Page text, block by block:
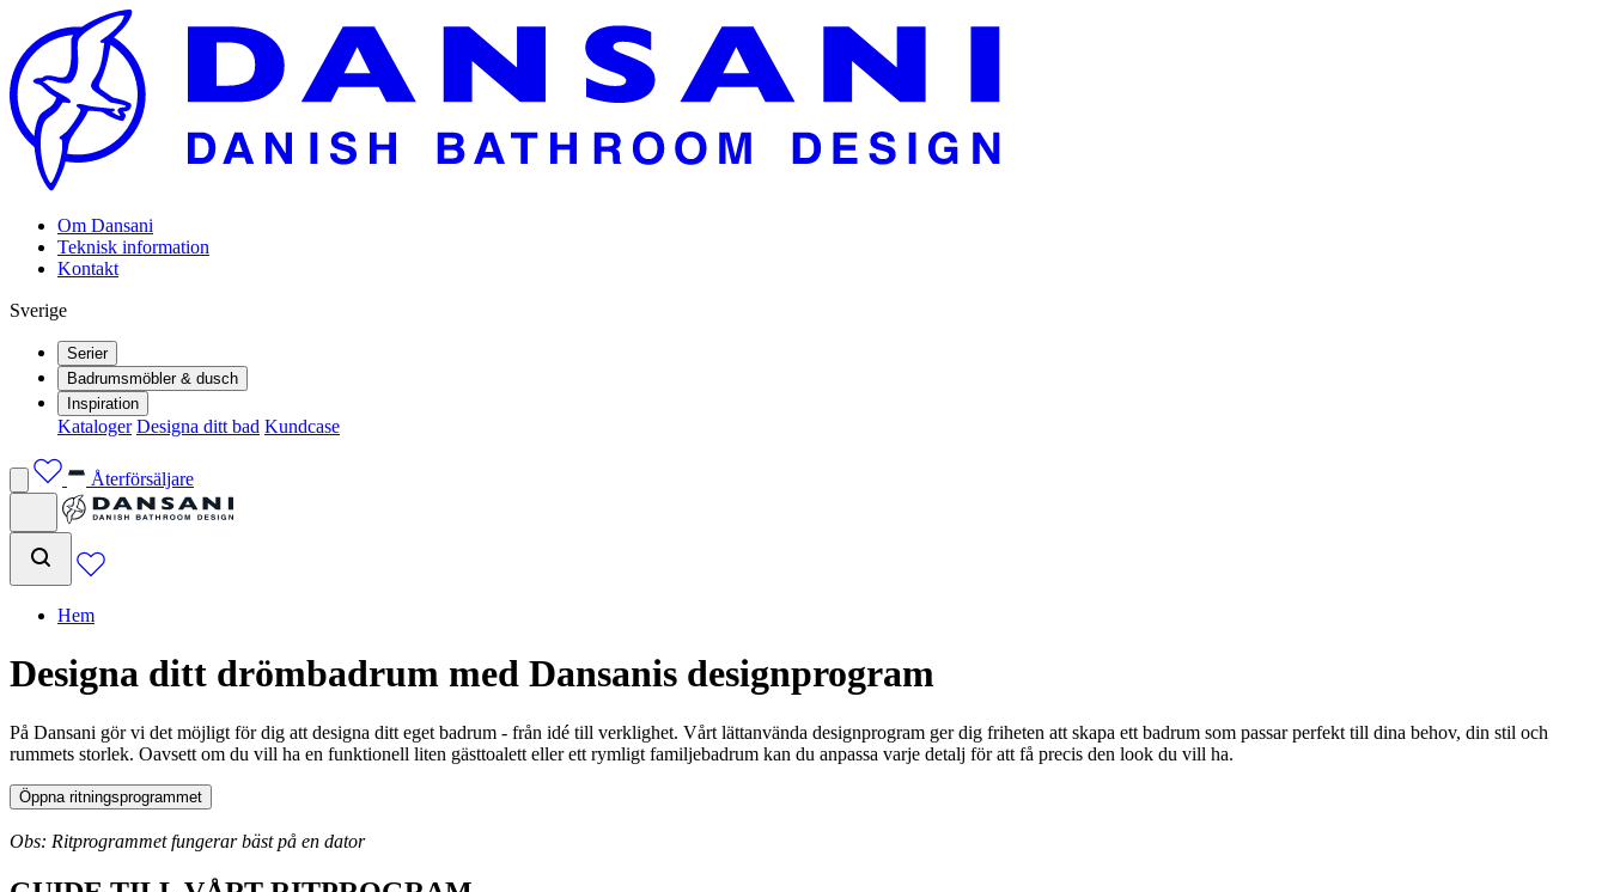
Om Dansani
Teknisk information
Kontakt
Sverige
Serier
Badrumsmöbler & dusch
Inspiration
Kataloger Designa ditt bad Kundcase
Återförsäljare
Hem
Designa ditt drömbadrum med Dansanis designprogram
På Dansani gör vi det möjligt för dig att designa ditt eget badrum - från idé till verklighet. Vårt lättanvända designprogram ger dig friheten att skapa ett badrum som passar perfekt till dina behov, din stil och
rummets storlek. Oavsett om du vill ha en funktionell liten gästtoalett eller ett rymligt familjebadrum kan du anpassa varje detalj för att få precis den look du vill ha.
Öppna ritningsprogrammet
Obs: Ritprogrammet fungerar bäst på en dator